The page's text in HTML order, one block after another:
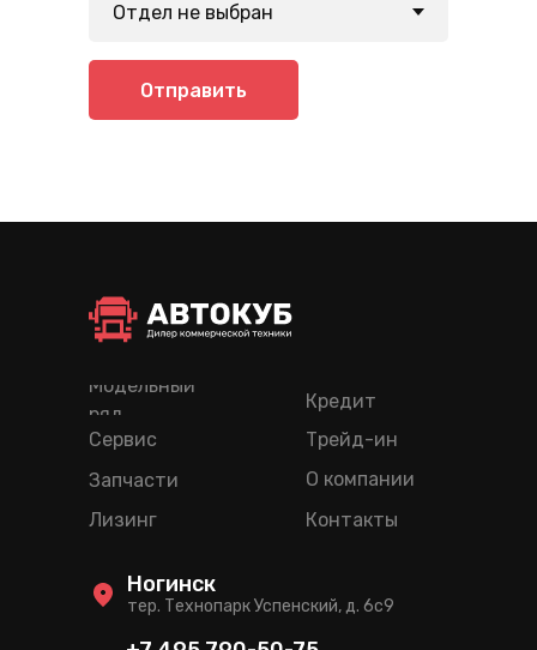
Отправить
Лизинг
Кредит
Трейд-ин
Модельный
ряд
Сервис
Запчасти
О компании
Контакты
тер. Технопарк Успенский, д. 6c9
Ногинск